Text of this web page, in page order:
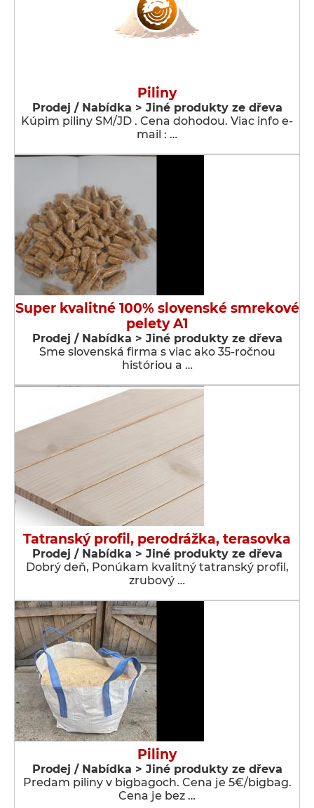
Piliny
Prodej / Nabídka > Jiné produkty ze dřeva
Kúpim piliny SM/JD . Cena dohodou. Viac info e-
mail : …
Super kvalitné 100% slovenské smrekové
pelety A1
Prodej / Nabídka > Jiné produkty ze dřeva
Sme slovenská firma s viac ako 35-ročnou
históriou a …
Tatranský profil, perodrážka, terasovka
Prodej / Nabídka > Jiné produkty ze dřeva
Dobrý deň, Ponúkam kvalitný tatranský profil,
zrubový …
Piliny
Prodej / Nabídka > Jiné produkty ze dřeva
Predam piliny v bigbagoch. Cena je 5€/bigbag.
Cena je bez …